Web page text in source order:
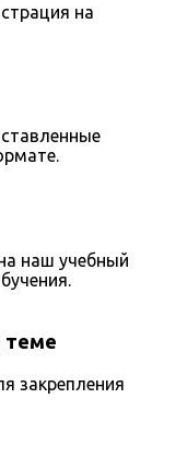
на
наш учебный
теме
закрепления